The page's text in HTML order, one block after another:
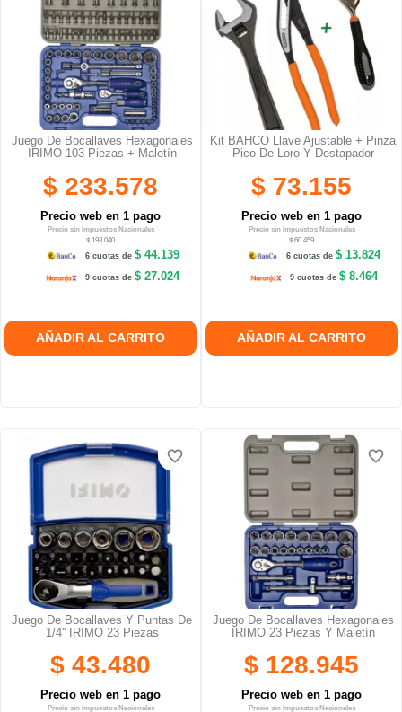
Juego De Bocallaves Hexagonales
IRIMO 103 Piezas + Maletín
$ 233.578
Precio web en 1 pago
Precio sin Impuestos Nacionales
$ 193.040
6 cuotas de$ 44.139
9 cuotas de$ 27.024
AÑADIR AL CARRITO
Kit BAHCO Llave Ajustable + Pinza
Pico De Loro Y Destapador
$ 73.155
Precio web en 1 pago
Precio sin Impuestos Nacionales
$ 60.459
6 cuotas de$ 13.824
9 cuotas de $ 8.464
AÑADIR AL CARRITO
Juego De Bocallaves Y Puntas De
1/4'' IRIMO 23 Piezas
$ 43.480
Precio web en 1 pago
Precio sin Impuestos Nacionales
favorite_border
favorite_border
Juego De Bocallaves Hexagonales
IRIMO 23 Piezas Y Maletín
$ 128.945
Precio web en 1 pago
Precio sin Impuestos Nacionales
favorite_border
favorite_border